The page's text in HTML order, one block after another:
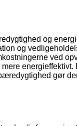
og
og
ved
energieffektivt.
gør